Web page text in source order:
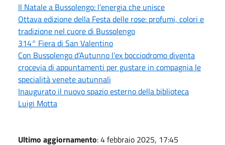
Il Natale a Bussolengo: l’energia che unisce
Ottava edizione della Festa delle rose: profumi, colori e
tradizione nel cuore di Bussolengo
314° Fiera di San Valentino
Con Bussolengo d’Autunno l’ex bocciodromo diventa
crocevia di appuntamenti per gustare in compagnia le
specialità venete autunnali
Inaugurato il nuovo spazio esterno della biblioteca
Luigi Motta
Ultimo aggiornamento: 4 febbraio 2025, 17:45